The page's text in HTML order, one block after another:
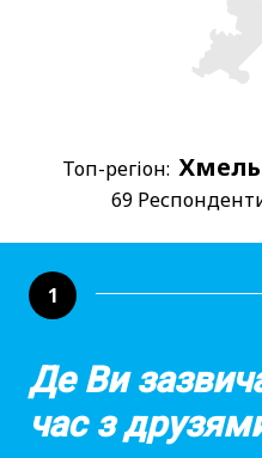
Топ-регіон:
69
1
Де Ви
час з